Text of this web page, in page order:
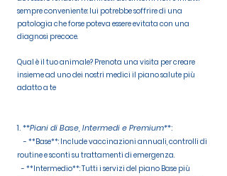
sempre conveniente: lui potrebbe soffrire di una
patologia che forse poteva essere evitata con una
diagnosi precoce.
Qual è il tuo animale? Prenota una visita per creare
insieme ad uno dei nostri medici il piano salute più
adatto a te
1. **Piani di Base, Intermedi e Premium**:
- **Base**: Include vaccinazioni annuali, controlli di
routine e sconti su trattamenti di emergenza.
- **Intermedio**: Tutti i servizi del piano Base più